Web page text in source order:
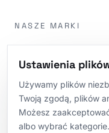
NASZE MARKI
m4eWebsite
m4eTech
m4eNetwork
Ustawienia
Używamy plików
Twoją zgodą, plików
Możesz
albo wybrać kategorie.